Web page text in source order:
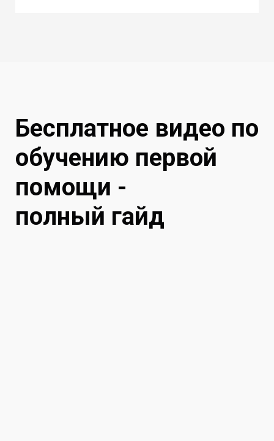
Бесплатное видео по
обучению первой
помощи -
полный гайд